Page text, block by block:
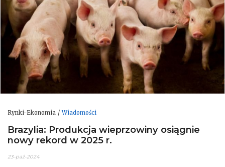
Rynki-Ekonomia Wiadomości
Brazylia: Produkcja wieprzowiny osiągnie
nowy rekord w 2025 r.
23-paź-2024